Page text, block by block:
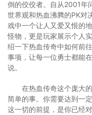
倒的佼佼者。自从2001年
世界观和热血沸腾的PK对
戏中一个让人又爱又恨的
怪物，更是玩家展示个人
绍一下热血传奇中如何前
事项，让每一位勇士都能
说。
在热血传奇这个庞大
简单的事。你需要达到一
这一切的前提，是你已经